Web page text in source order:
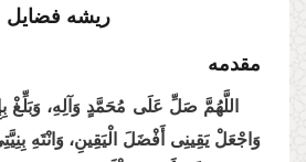
ریشه فضایل
مقدمه
اللَّهُمَّ صَلِّ عَلَى مُحَمَّدٍ وَآلِهِ، وَبَلِّغْ
وَاجْعَلْ یَقِینِی أَفْضَلَ الْیَقِینِ، وَانْتَهِ